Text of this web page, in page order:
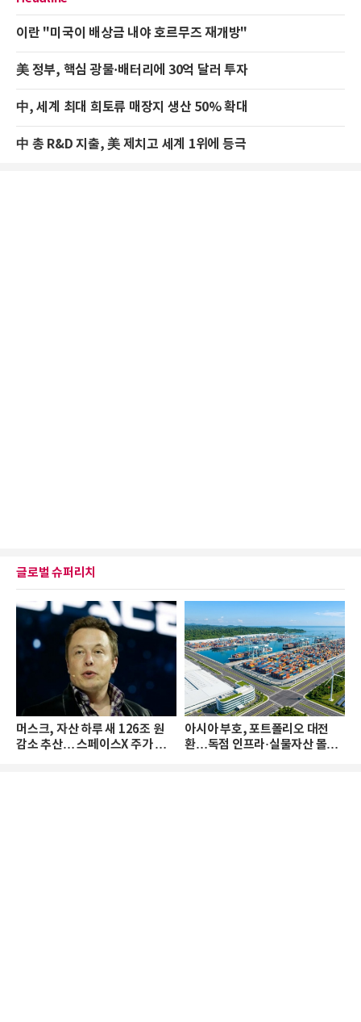
이란 "미국이 배상금 내야 호르무즈 재개방"
美 정부, 핵심 광물·배터리에 30억 달러 투자
中, 세계 최대 희토류 매장지 생산 50% 확대
中 총 R&D 지출, 美 제치고 세계 1위에 등극
글로벌 슈퍼리치
머스크, 자산 하루 새 126조 원
감소 추산… 스페이스X 주가 하
아시아 부호, 포트폴리오 대전
환…독점 인프라·실물자산 몰린